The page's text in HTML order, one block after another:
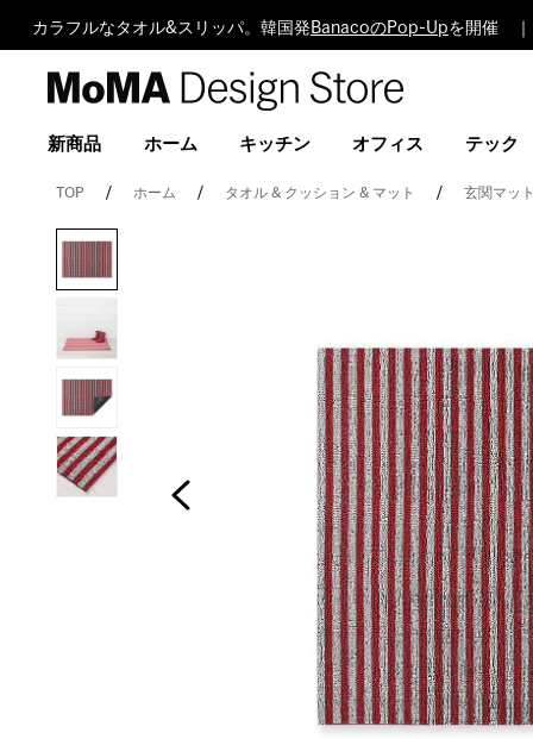
カラフルなタオル&スリッパ。韓国発 BanacoのPop-Upを開催
Design
新商品 ホーム キッチン オフィス テック
TOP ホーム タオル & クッション & マット 玄関マッ